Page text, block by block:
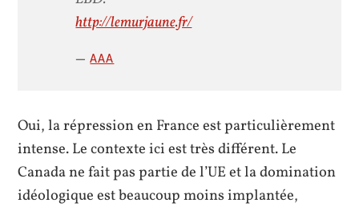
http://lemurjaune.fr/
AAA
Oui, la répression en France est particulièrement
intense. Le contexte ici est très différent. Le
Canada ne fait pas partie de l’UE et la domination
idéologique est beaucoup moins implantée,